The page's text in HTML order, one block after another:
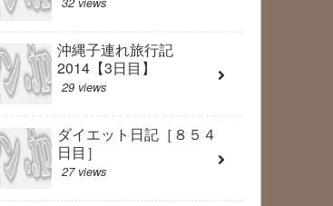
沖縄子連れ旅行記
2014【3日目】
29 views
ダイエット日記［８５４
日目］
27 views